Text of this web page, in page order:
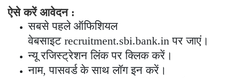
ऐसे करें आवेदन :
सबसे पहले ऑफिशियल
वेबसाइट recruitment.sbi.bank.in पर जाएं।
न्यू रजिस्ट्रेशन लिंक पर क्लिक करें।
नाम, पासवर्ड के साथ लॉग इन करें।